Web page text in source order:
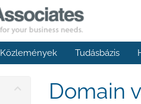
Közlemények Tudásbázis
Domain